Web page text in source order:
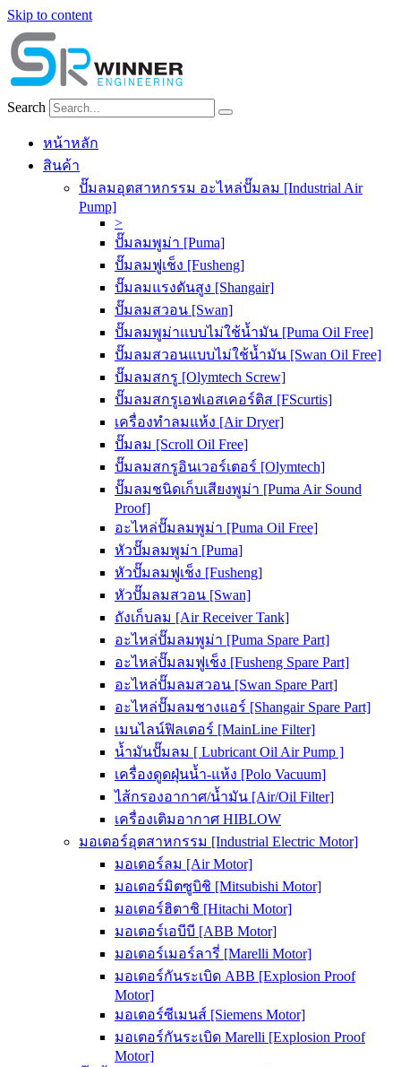
Skip to content
Search
หน้าหลัก
สินค้า
ปั๊มลมอุตสาหกรรม อะไหล่ปั๊มลม [Industrial Air
Pump]
>
ปั๊มลมพูม่า [Puma]
ปั๊มลมฟูเช็ง [Fusheng]
ปั๊มลมแรงดันสูง [Shangair]
ปั๊มลมสวอน [Swan]
ปั๊มลมพูม่าแบบไม่ใช้น้ำมัน [Puma Oil Free]
ปั๊มลมสวอนแบบไม่ใช้น้ำมัน [Swan Oil Free]
ปั๊มลมสกรู [Olymtech Screw]
ปั๊มลมสกรูเอฟเอสเคอร์ติส [FScurtis]
เครื่องทำลมแห้ง [Air Dryer]
ปั๊มลม [Scroll Oil Free]
ปั๊มลมสกรูอินเวอร์เตอร์ [Olymtech]
ปั๊มลมชนิดเก็บเสียงพูม่า [Puma Air Sound
Proof]
อะไหล่ปั๊มลมพูม่า [Puma Oil Free]
หัวปั๊มลมพูม่า [Puma]
หัวปั๊มลมฟูเช็ง [Fusheng]
หัวปั๊มลมสวอน [Swan]
ถังเก็บลม [Air Receiver Tank]
อะไหล่ปั๊มลมพูม่า [Puma Spare Part]
อะไหล่ปั๊มลมฟูเช็ง [Fusheng Spare Part]
อะไหล่ปั๊มลมสวอน [Swan Spare Part]
อะไหล่ปั๊มลมชางแอร์ [Shangair Spare Part]
เมนไลน์ฟิลเตอร์ [MainLine Filter]
น้ำมันปั๊มลม [ Lubricant Oil Air Pump ]
เครื่องดูดฝุ่นน้ำ-แห้ง [Polo Vacuum]
ไส้กรองอากาศ/น้ำมัน [Air/Oil Filter]
เครื่องเติมอากาศ HIBLOW
มอเตอร์อุตสาหกรรม [Industrial Electric Motor]
มอเตอร์ลม [Air Motor]
มอเตอร์มิตซูบิชิ [Mitsubishi Motor]
มอเตอร์ฮิตาชิ [Hitachi Motor]
มอเตอร์เอบีบี [ABB Motor]
มอเตอร์เมอร์ลารี่ [Marelli Motor]
มอเตอร์กันระเบิด ABB [Explosion Proof
Motor]
มอเตอร์ซีเมนส์ [Siemens Motor]
มอเตอร์กันระเบิด Marelli [Explosion Proof
Motor]